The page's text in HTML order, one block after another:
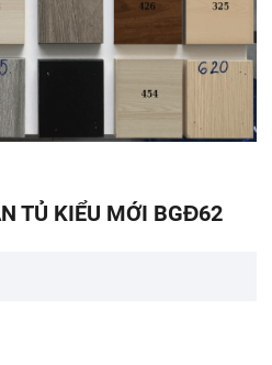
TỦ KIỂU MỚI BGĐ62